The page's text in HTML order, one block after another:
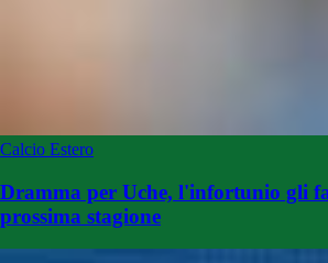
Calcio Estero
Dramma per Uche, l'infortunio gli
prossima stagione